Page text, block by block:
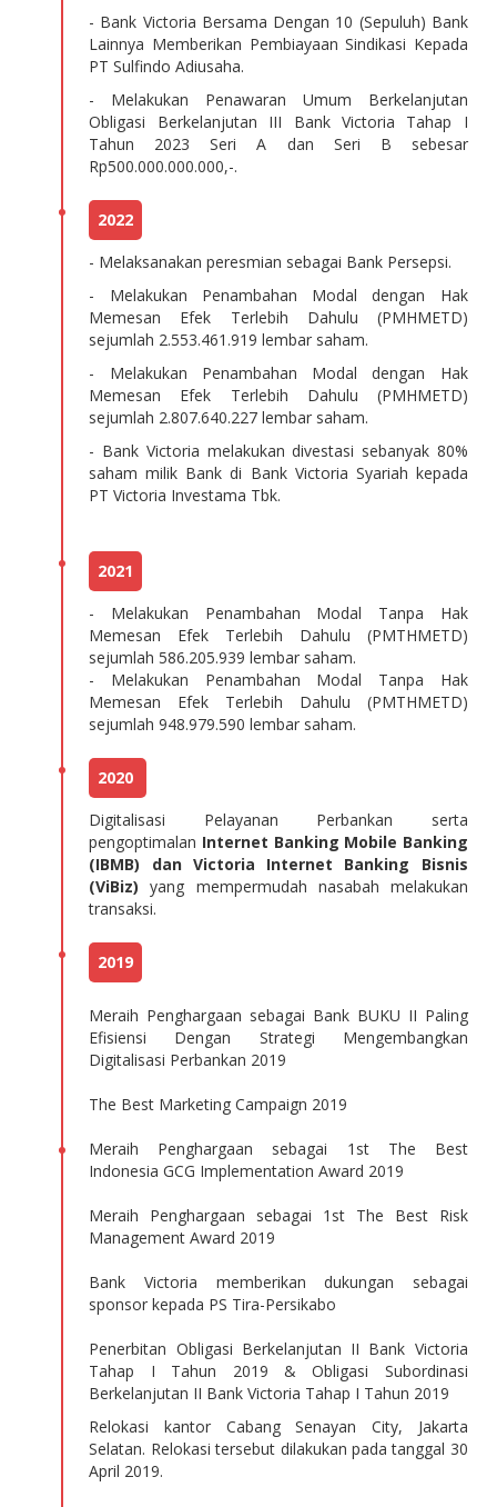
- Bank Victoria Bersama Dengan 10 (Sepuluh) Bank
Lainnya Memberikan Pembiayaan Sindikasi Kepada
PT Sulfindo Adiusaha.
- Melakukan Penawaran Umum Berkelanjutan
Obligasi Berkelanjutan III Bank Victoria Tahap I
Tahun 2023 Seri A dan Seri B sebesar
Rp500.000.000.000,-.
2022
- Melaksanakan peresmian sebagai Bank Persepsi.
- Melakukan Penambahan Modal dengan Hak
Memesan Efek Terlebih Dahulu (PMHMETD)
sejumlah 2.553.461.919 lembar saham.
- Melakukan Penambahan Modal dengan Hak
Memesan Efek Terlebih Dahulu (PMHMETD)
sejumlah 2.807.640.227 lembar saham.
- Bank Victoria melakukan divestasi sebanyak 80%
saham milik Bank di Bank Victoria Syariah kepada
PT Victoria Investama Tbk.
2021
- Melakukan Penambahan Modal Tanpa Hak
Memesan Efek Terlebih Dahulu (PMTHMETD)
sejumlah 586.205.939 lembar saham.
- Melakukan Penambahan Modal Tanpa Hak
Memesan Efek Terlebih Dahulu (PMTHMETD)
sejumlah 948.979.590 lembar saham.
2020
Digitalisasi Pelayanan Perbankan serta
pengoptimalan Internet Banking Mobile Banking
(IBMB) dan Victoria Internet Banking Bisnis
(ViBiz)yang mempermudah nasabah melakukan
transaksi.
2019
Meraih Penghargaan sebagai Bank BUKU II Paling
Efisiensi Dengan Strategi Mengembangkan
Digitalisasi Perbankan 2019
The Best Marketing Campaign 2019
Meraih Penghargaan sebagai 1st The Best
Indonesia GCG Implementation Award 2019
Meraih Penghargaan sebagai 1st The Best Risk
Management Award 2019
Bank Victoria memberikan dukungan sebagai
sponsor kepada PS Tira-Persikabo
Penerbitan Obligasi Berkelanjutan II Bank Victoria
Tahap I Tahun 2019 & Obligasi Subordinasi
Berkelanjutan II Bank Victoria Tahap I Tahun 2019
Relokasi kantor Cabang Senayan City, Jakarta
Selatan. Relokasi tersebut dilakukan pada tanggal 30
April 2019.